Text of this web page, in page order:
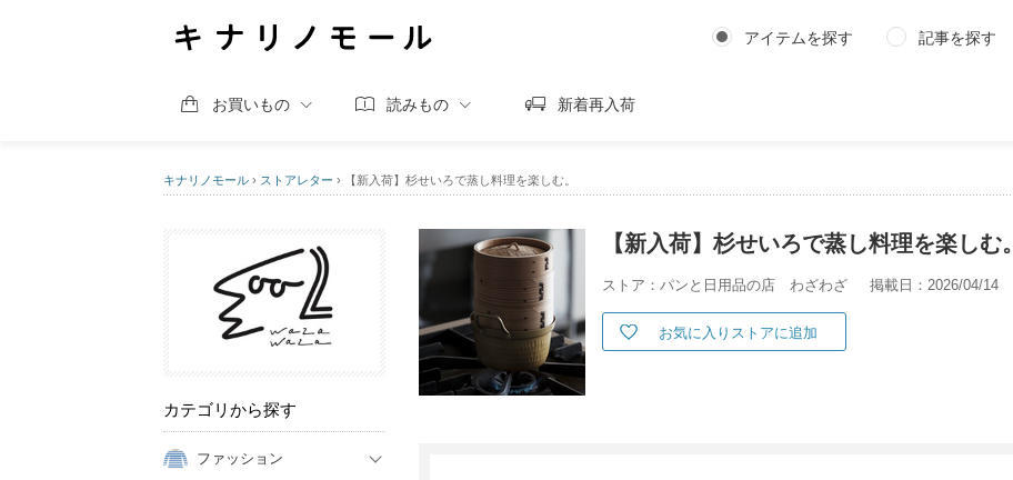
アイテムを探す 記事を探す
お買いもの 読みもの 新着再入荷
キナリノモール › ストアレター › 【新入荷】杉せいろで蒸し料理を楽しむ。
カテゴリから探す
ファッション
【新入荷】杉せいろで蒸し料理を楽しむ。
ストア：パンと日用品の店 わざわざ 掲載日：2026/04/14
お気に入りストアに追加